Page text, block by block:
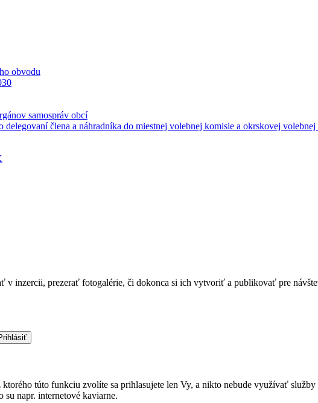
obvodu
samospráv obcí
delegovaní člena a náhradníka do miestnej volebnej komisie a okrskovej
inzercii, prezerať fotogalérie, či dokonca si ich vytvoriť a publikovať pre
ktorého túto funkciu zvolíte sa prihlasujete len Vy, a nikto nebude využívať
su napr. internetové kaviarne.